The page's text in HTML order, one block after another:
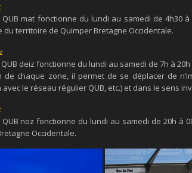
QUB mat fonctionne du lundi au samedi de 4h30
du territoire de Quimper Bretagne Occidentale.
QUB deiz fonctionne du lundi au samedi de 7h à
chaque zone, il permet de se déplacer de
le réseau régulier QUB, etc.) et dans le sens
QUB noz fonctionne du lundi au samedi de 20h à
Occidentale.